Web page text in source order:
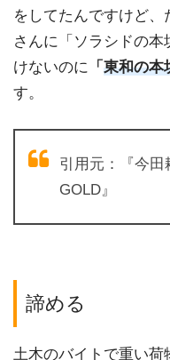
をしてたんですけど
さんに「ソラシドの
けないのに 「 東和の本
す。
引用元：『今
GOLD』
諦める
土木のバイトで重い荷